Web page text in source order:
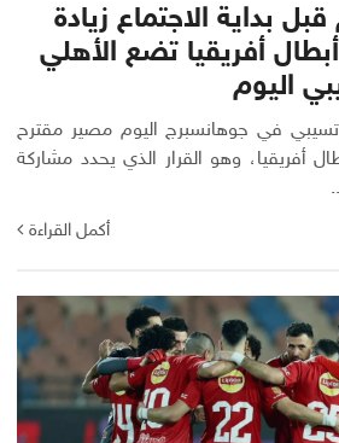
بداية الاجتماع زيادة
أفريقيا تضع الأهلي
اليوم
في جوهانسبرج اليوم مصير مقترح
أفريقيا، وهو القرار الذي يحدد مشاركة
أكمل القراءة